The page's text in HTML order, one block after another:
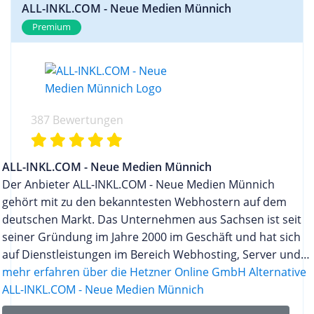
Server Lösungen Bei den Server Produkten
können Kunden aus virtuellen Servern und
Lösungen sind dabei bereits für nur wenige Euro
im Monat erhältlich und bieten trotzdem volle
zugesichertes Performancekontingent. Mit den
dedizierten Servern stehen hingegen besonders
leistungsstarke Systeme der neusten Hardware
Generation mit uneingeschränkten Hardware
Kapazitäten für die eigenen Webprojekte zur
Verfügung. Auf diese Weise können beste
Performance und Qualität für höchste Ansprüche
garantiert werden. Digitale Business Lösungen Die
dogado GmbH bietet darüber hinaus eine ganze
Reihe an Digitalen Business Lösungen speziell für
Firmenkunden an. Von der Organisation des
ebenso dazu wie Webmail. Für anspruchsvollere
Kunden sind auch eigene Server und Cloud
ausgesprochen gute Bewertungen und wurde
bereits mehrfach mit Preisen ausgezeichnet,
ALL-INKL.COM - Neue Medien Münnich
Premium
387 Bewertungen
ALL-INKL.COM - Neue Medien Münnich
Der Anbieter ALL-INKL.COM - Neue Medien Münnich
gehört mit zu den bekanntesten Webhostern auf dem
deutschen Markt. Das Unternehmen aus Sachsen ist seit
seiner Gründung im Jahre 2000 im Geschäft und hat sich
auf Dienstleistungen im Bereich Webhosting, Server und
Domainverwaltung spezialisiert. Dank der langjährigen
Erfahrung betreut ALL-INKL.COM mittlerweile über 700.000
Kundenwebseiten, die auf hochmodernen
mehr erfahren über die Hetzner Online GmbH Alternative
ALL-INKL.COM - Neue Medien Münnich